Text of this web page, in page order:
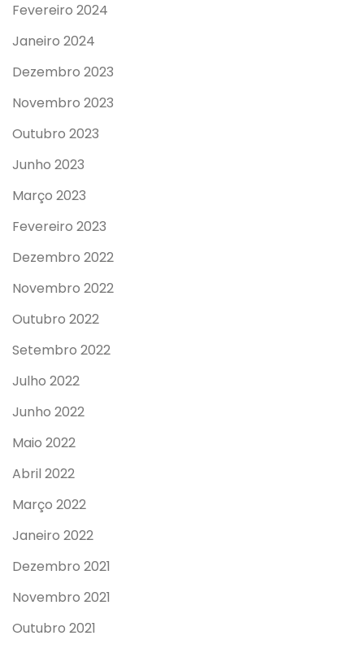
Fevereiro 2024
Janeiro 2024
Dezembro 2023
Novembro 2023
Outubro 2023
Junho 2023
Março 2023
Fevereiro 2023
Dezembro 2022
Novembro 2022
Outubro 2022
Setembro 2022
Julho 2022
Junho 2022
Maio 2022
Abril 2022
Março 2022
Janeiro 2022
Dezembro 2021
Novembro 2021
Outubro 2021